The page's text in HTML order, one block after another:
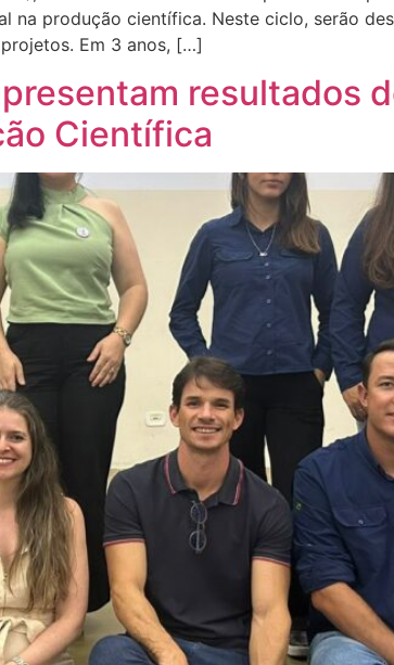
produção científica. Neste ciclo, serão
Em 3 anos, […]
resultados
Científica